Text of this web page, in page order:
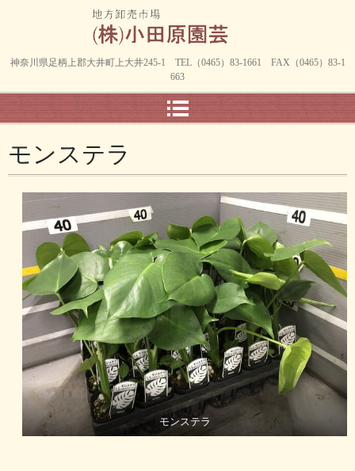
神奈川県足柄上郡大井町上大井245-1 TEL（0465）83-1661 FAX（0465）83-1
663
モンステラ
モンステラ